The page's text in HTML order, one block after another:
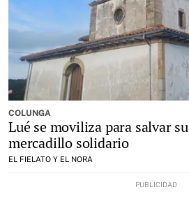
COLUNGA
Lué se moviliza para salvar
mercadillo solidario
EL FIELATO Y EL NORA